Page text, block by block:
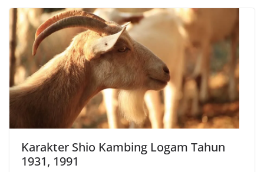
Karakter Shio Kambing Logam Tahun
1931, 1991